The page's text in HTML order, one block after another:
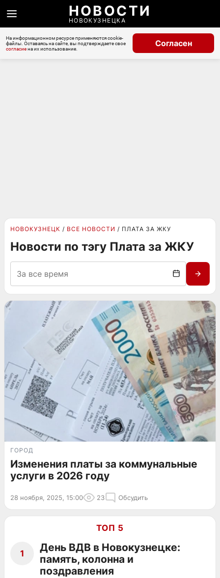
НОВОСТИ
НОВОКУЗНЕЦКА
На информационном ресурсе применяются cookie-
файлы. Оставаясь на сайте, вы подтверждаете свое
согласиена их использование.
Согласен
НОВОКУЗНЕЦК ВСЕ НОВОСТИ ПЛАТА ЗА ЖКУ
Новости по тэгу Плата за ЖКУ
ГОРОД
Изменения платы за коммунальные
услуги в 2026 году
28 ноября, 2025, 15:00 23 Обсудить
ТОП 5
1
День ВДВ в Новокузнецке:
память, колонна и
поздравления